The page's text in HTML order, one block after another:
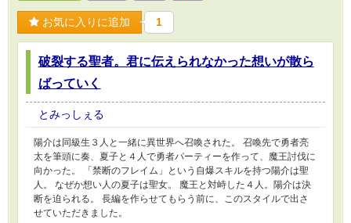
お気に入りに追加 1
破裂する聖者。君に伝えられなかった想いが散ら
ばっていく
とみっしぇる
陽介は同級生３人と一緒に異世界へ召喚された。 召喚先で勇者亮
太を筆頭に奏、夏子と４人で勇者パーティーを作って、魔王討伐に
向かった。 「禁断のフレイム」という自爆スキルを持つ陽介は聖
人。 なぜか想い人の夏子は聖女。 魔王と対峙した４人。陽介は決
断を迫られる。 長編を作らせてもらう前に、このスタイルで出さ
せていただきました。